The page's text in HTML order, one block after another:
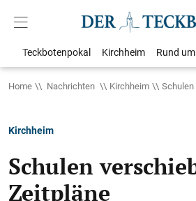
Teckbotenpokal Kirchheim Rund
Home Nachrichten Kirchheim
Kirchheim
Schulen
Zeitpläne